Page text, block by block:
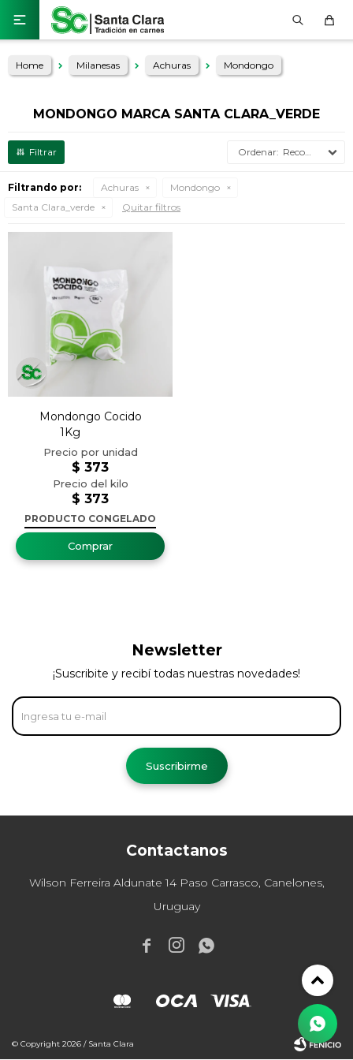

Home Milanesas Achuras Mondongo
MONDONGO MARCA SANTA CLARA_VERDE
Recomendados
Filtrando por: Achuras
Mondongo
Santa Clara_verde
Quitar filtros
Mondongo Cocido
1Kg
$ 373
$ 373
PRODUCTO CONGELADO
Contactanos
Wilson Ferreira Aldunate 14 Paso Carrasco, Canelones,
Uruguay
  
Newsletter
¡Suscribite y recibí todas nuestras novedades!
Suscribirme
© Copyright 2026 / Santa Clara